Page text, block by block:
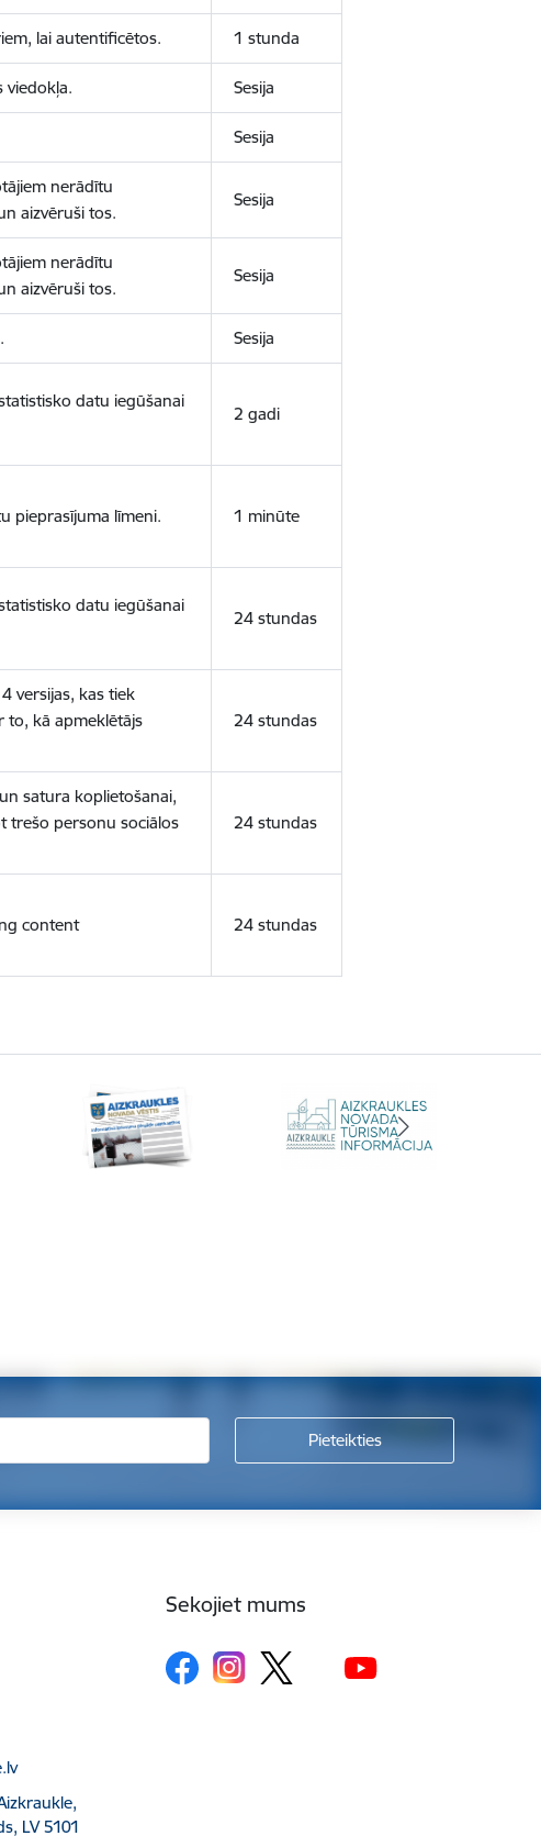
lai autentificētos. 1 stunda
viedokļa. Sesija
Sesija
nerādītu
aizvēruši tos.
Sesija
nerādītu
aizvēruši tos.
Sesija
Sesija
datu iegūšanai
2 gadi
pieprasījuma līmeni. 1 minūte
datu iegūšanai
24 stundas
versijas, kas tiek
to, kā apmeklētājs
24 stundas
satura koplietošanai,
trešo personu sociālos
24 stundas
content 24 stundas
LV 5101
Sekojiet mums